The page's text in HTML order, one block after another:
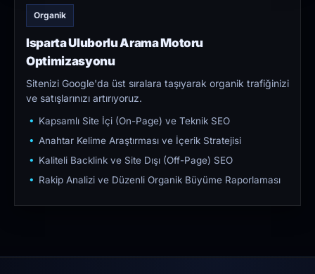
Organik
Isparta Uluborlu Arama Motoru
Optimizasyonu
Sitenizi Google'da üst sıralara taşıyarak organik trafiğinizi
ve satışlarınızı artırıyoruz.
Kapsamlı Site İçi (On-Page) ve Teknik SEO
Anahtar Kelime Araştırması ve İçerik Stratejisi
Kaliteli Backlink ve Site Dışı (Off-Page) SEO
Rakip Analizi ve Düzenli Organik Büyüme Raporlaması